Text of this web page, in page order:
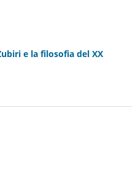
e la filosofia del XX